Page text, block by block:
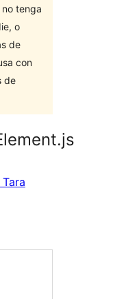
tenga
o
de
con
de